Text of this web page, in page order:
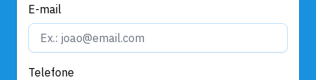
E-mail
Telefone